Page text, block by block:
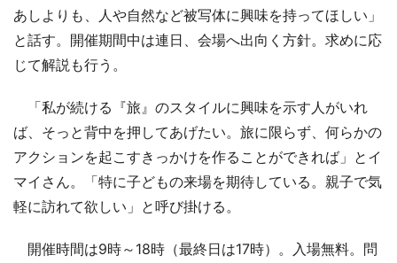
あしよりも、人や自然など被写体に興味を持ってほしい」
と話す。開催期間中は連日、会場へ出向く方針。求めに応
じて解説も行う。
「私が続ける『旅』のスタイルに興味を示す人がいれ
ば、そっと背中を押してあげたい。旅に限らず、何らかの
アクションを起こすきっかけを作ることができれば」とイ
マイさん。「特に子どもの来場を期待している。親子で気
軽に訪れて欲しい」と呼び掛ける。
開催時間は9時～18時（最終日は17時）。入場無料。問